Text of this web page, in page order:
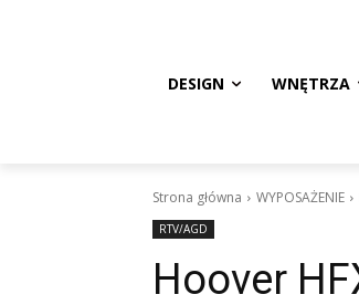
DESIGN WNĘTRZA
Strona główna WYPOSAŻENIE
RTV/AGD
Hoover